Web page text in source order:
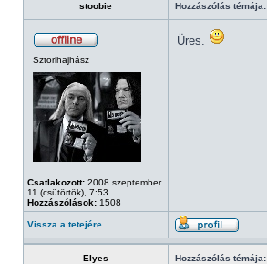
stoobie Hozzászólás témája:
Sztorihajhász
Csatlakozott: 2008 szeptember
11 (csütörtök), 7:53
Hozzászólások: 1508
Üres.
Vissza a tetejére
Elyes Hozzászólás témája: